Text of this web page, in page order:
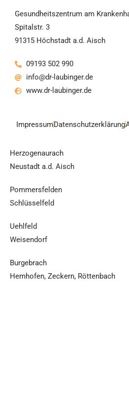
Gesundheitszentrum am
Spitalstr. 3
91315 Höchstadt a.d. Aisch
09193 502 990
info@dr-laubinger.de
www.dr-laubinger.de
ImpressumDatenschutzerklärung
Herzogenaurach
Neustadt a.d. Aisch
Pommersfelden
Schlüsselfeld
Uehlfeld
Weisendorf
Burgebrach
Hemhofen, Zeckern, Röttenbach